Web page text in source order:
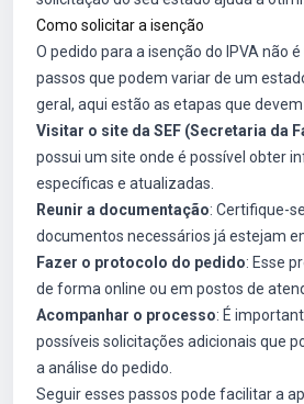
Como solicitar a isenção
O pedido para a isenção do IPVA não
passos que podem variar de um
geral, aqui estão as etapas que
Visitar o site da SEF (Secretaria da
possui um site onde é possível obter
específicas e atualizadas.
Reunir a documentação: Certifique-
documentos necessários já estejam
Fazer o protocolo do pedido: Esse
de forma online ou em postos de
Acompanhar o processo: É
possíveis solicitações adicionais que
a análise do pedido.
Seguir esses passos pode facilitar a